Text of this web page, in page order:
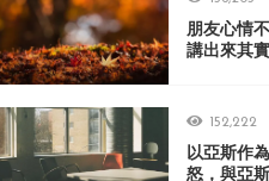
朋友心情
講出來其
152,222
以亞斯作
怒，與亞